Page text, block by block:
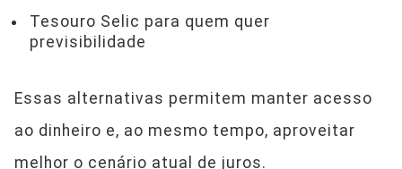
Tesouro Selic para quem quer
previsibilidade
Essas alternativas permitem manter acesso
ao dinheiro e, ao mesmo tempo, aproveitar
melhor o cenário atual de juros.